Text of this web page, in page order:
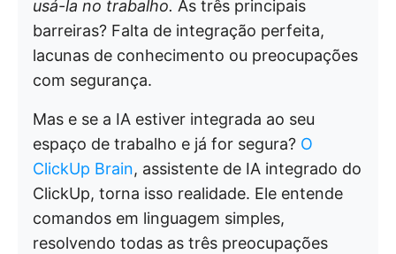
usá-la no trabalho. As três principais
barreiras? Falta de integração perfeita,
lacunas de conhecimento ou preocupações
com segurança.
Mas e se a IA estiver integrada ao seu
espaço de trabalho e já for segura? O
ClickUp Brain, assistente de IA integrado do
ClickUp, torna isso realidade. Ele entende
comandos em linguagem simples,
resolvendo todas as três preocupações